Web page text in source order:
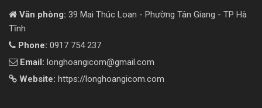
Văn phòng: 39 Mai Thúc Loan - Phường Tân Giang - TP Hà
Tĩnh
Phone: 0917 754 237
Email: longhoangicom@gmail.com
Website: https://longhoangicom.com